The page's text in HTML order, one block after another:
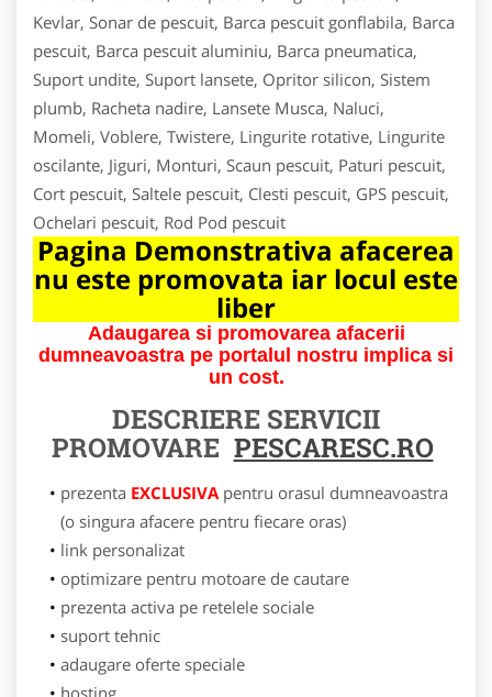
Kevlar, Sonar de pescuit, Barca pescuit gonflabila, Barca
pescuit, Barca pescuit aluminiu, Barca pneumatica,
Suport undite, Suport lansete, Opritor silicon, Sistem
plumb, Racheta nadire, Lansete Musca, Naluci,
Momeli, Voblere, Twistere, Lingurite rotative, Lingurite
oscilante, Jiguri, Monturi, Scaun pescuit, Paturi pescuit,
Cort pescuit, Saltele pescuit, Clesti pescuit, GPS pescuit,
Ochelari pescuit, Rod Pod pescuit
Pagina Demonstrativa afacerea
nu este promovata iar locul este
liber
Adaugarea si promovarea afacerii
dumneavoastra pe portalul nostru implica si
un cost.
DESCRIERE SERVICII
PROMOVARE PESCARESC.RO
prezenta EXCLUSIVApentru orasul dumneavoastra
(o singura afacere pentru fiecare oras)
link personalizat
optimizare pentru motoare de cautare
prezenta activa pe retelele sociale
suport tehnic
adaugare oferte speciale
hosting